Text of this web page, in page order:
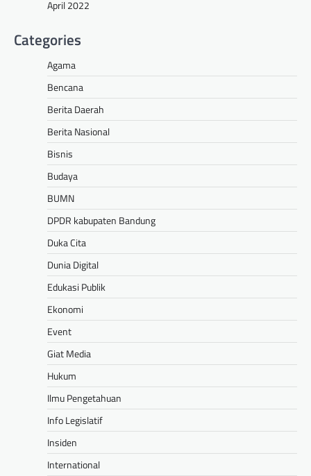
April 2022
Categories
Agama
Bencana
Berita Daerah
Berita Nasional
Bisnis
Budaya
BUMN
DPDR kabupaten Bandung
Duka Cita
Dunia Digital
Edukasi Publik
Ekonomi
Event
Giat Media
Hukum
Ilmu Pengetahuan
Info Legislatif
Insiden
International